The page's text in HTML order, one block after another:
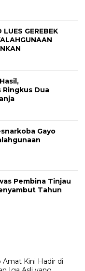
GEREBEK
Ringkus Dua
Gayo
Pembina Tinjau
Tahun